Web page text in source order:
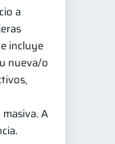
a
incluye
nueva/o
A